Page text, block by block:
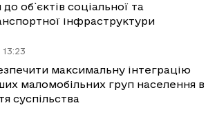
об`єктів соціальної та
інфраструктури
максимальну інтеграцію
маломобільних груп населення в
суспільства